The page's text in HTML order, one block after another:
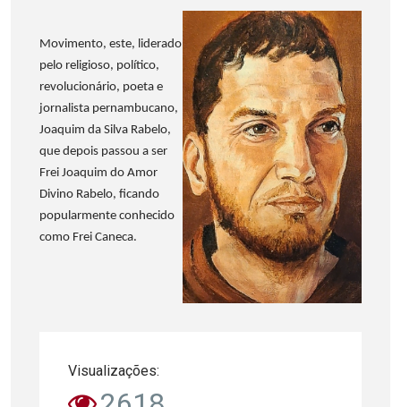
Movimento, este, liderado
pelo religioso, político,
revolucionário, poeta e
jornalista pernambucano,
Joaquim da Silva Rabelo,
que depois passou a ser
Frei Joaquim do Amor
Divino Rabelo, ficando
popularmente conhecido
como Frei Caneca.
Visualizações: